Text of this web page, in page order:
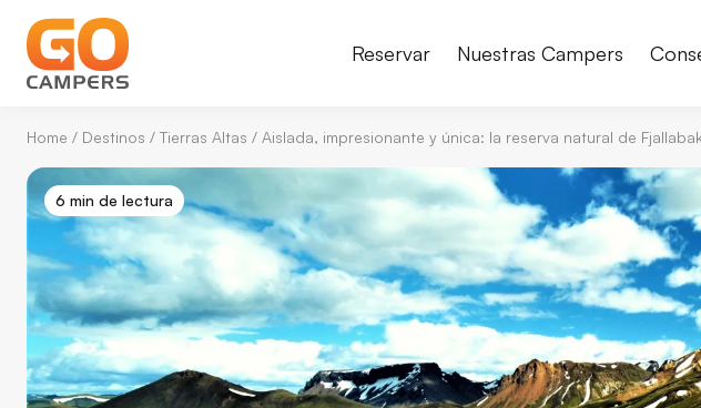
Reservar Nuestras Campers
Home / Destinos / Tierras Altas / Aislada, impresionante y única: la reserva natural de Fjallabak
6 min de lectura